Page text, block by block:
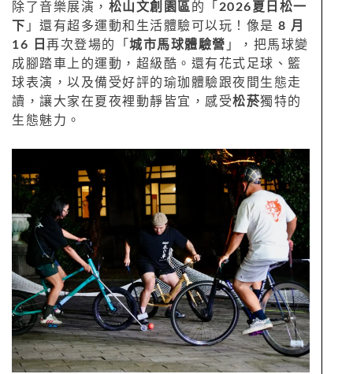
除了音樂展演， 松山文創園區 的「 2026夏日松一
下 」還有超多運動和生活體驗可以玩！像是 8 月
16 日 再次登場的「 城市馬球體驗營 」，把馬球變
成腳踏車上的運動，超級酷。還有花式足球、籃
球表演，以及備受好評的瑜珈體驗跟夜間生態走
讀，讓大家在夏夜裡動靜皆宜，感受松菸獨特的
生態魅力。